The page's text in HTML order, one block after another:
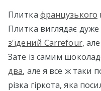
Плитка французького
Плитка виглядає
з'їдений Carrefour,
Зате із самим
два, але я все ж таки
різка гіркота, яка